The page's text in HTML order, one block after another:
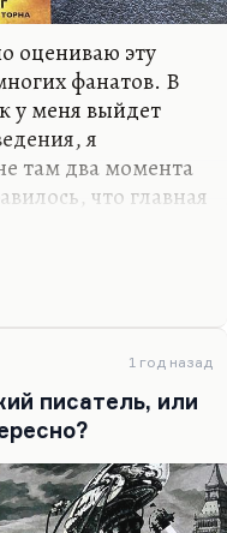
оцениваю эту
фанатов. В
у меня выйдет
я
там два момента
что главная
за спойлер, это
спойлеры?
меня открытия.
что ты хочешь
от боли, а
«Боль должна
почти
1 год назад
писатель, или